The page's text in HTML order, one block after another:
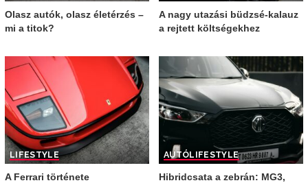
Olasz autók, olasz életérzés –
mi a titok?
A nagy utazási büdzsé-kalauz
a rejtett költségekhez
LIFESTYLE
A Ferrari története
AUTÓLIFESTYLE
Hibridcsata a zebrán: MG3,